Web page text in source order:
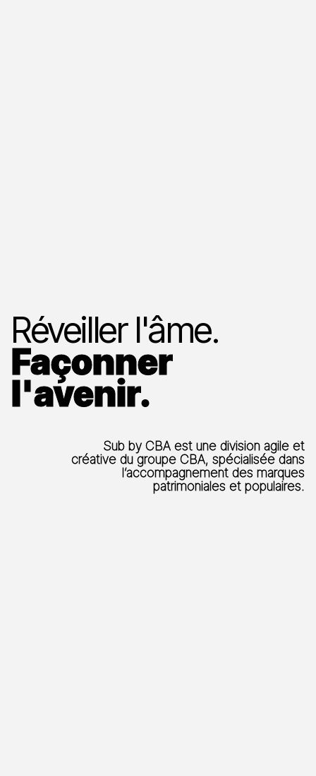
Réveiller l'âme.
Façonner
l'avenir.
Sub by CBA est une division agile et
créative du groupe CBA, spécialisée dans
l’accompagnement des marques
patrimoniales et populaires.